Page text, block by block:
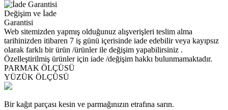
Değişim ve İade
Garantisi
Web sitemizden yapmış olduğunuz alışverişleri teslim alma
tarihinizden itibaren 7 iş günü içerisinde iade edebilir veya kayıpsız
olarak farklı bir ürün /ürünler ile değişim yapabilirsiniz .
Özelleştirilmiş ürünler için iade /değişim hakkı bulunmamaktadır.
PARMAK ÖLÇÜSÜ
YÜZÜK ÖLÇÜSÜ
Bir kağıt parçası kesin ve parmağınızın etrafına sarın.